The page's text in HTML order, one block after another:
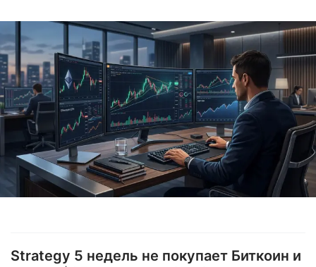
Strategy 5 недель не покупает Биткоин и